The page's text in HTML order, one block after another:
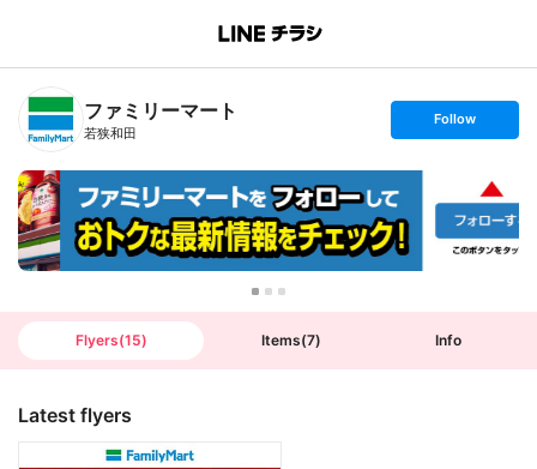
B
n
T
ファミリーマート
若狭和田
s
t
o
Follow
Flyers(15) Items(7) Info
Latest flyers